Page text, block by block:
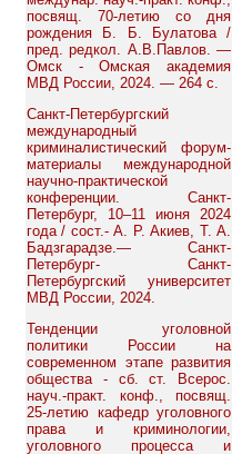
посвящ. 70-летию со дня
рождения Б. Б. Булатова /
пред. редкол. А.В.Павлов. —
Омск - Омская академия
МВД России, 2024. — 264 с.
Санкт-Петербургский
международный
криминалистический форум-
материалы международной
научно-практической
конференции. Санкт-
Петербург, 10–11 июня 2024
года / сост.- А. Р. Акиев, Т. А.
Бадзгарадзе.— Санкт-
Петербург- Санкт-
Петербургский университет
МВД России, 2024.
Тенденции уголовной
политики России на
современном этапе развития
общества - сб. ст. Всерос.
науч.-практ. конф., посвящ.
25-летию кафедр уголовного
права и криминологии,
уголовного процесса и